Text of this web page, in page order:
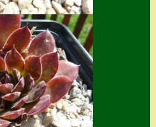
S. x nixonii
Semps die ich
suche
Semps von A – Z
Shop
Suche